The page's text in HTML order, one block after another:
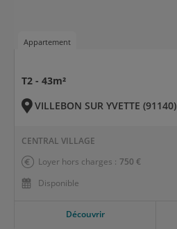
Appartement
T2 - 43m²
VILLEBON SUR YVETTE (91140)
CENTRAL VILLAGE
Loyer hors charges : 750 €
Disponible
Découvrir